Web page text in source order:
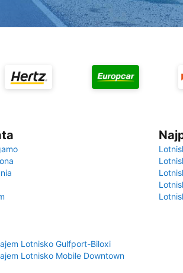
Lotnisko Gulfport-Biloxi
Lotnisko Mobile Downtown